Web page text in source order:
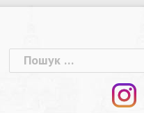
Пошук: